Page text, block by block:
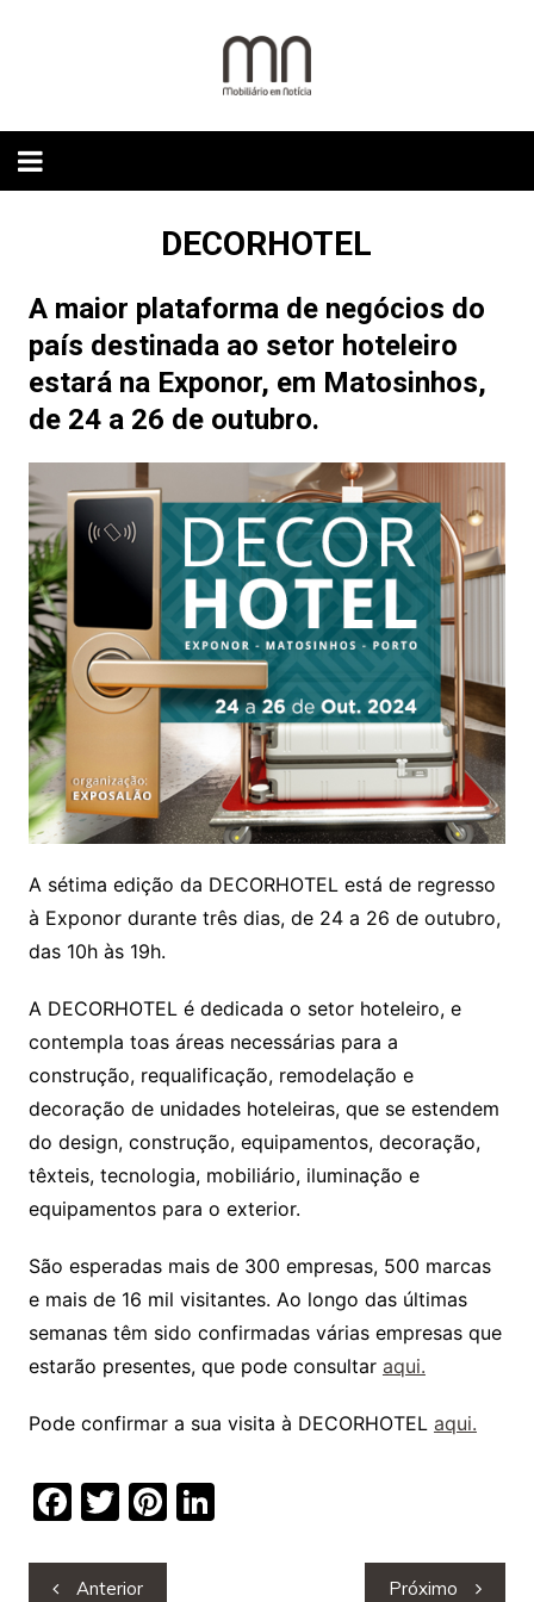
DECORHOTEL
A maior plataforma de negócios do
país destinada ao setor hoteleiro
estará na Exponor, em Matosinhos,
de 24 a 26 de outubro.
A sétima edição da DECORHOTEL está de regresso
à Exponor durante três dias, de 24 a 26 de outubro,
das 10h às 19h.
A DECORHOTEL é dedicada o setor hoteleiro, e
contempla toas áreas necessárias para a
construção, requalificação, remodelação e
decoração de unidades hoteleiras, que se estendem
do design, construção, equipamentos, decoração,
têxteis, tecnologia, mobiliário, iluminação e
equipamentos para o exterior.
São esperadas mais de 300 empresas, 500 marcas
e mais de 16 mil visitantes. Ao longo das últimas
semanas têm sido confirmadas várias empresas que
estarão presentes, que pode consultar aqui.
Pode confirmar a sua visita à DECORHOTEL aqui.
F
c
T
itt
Pi
er
Li
Navegação
Anterior Próximo